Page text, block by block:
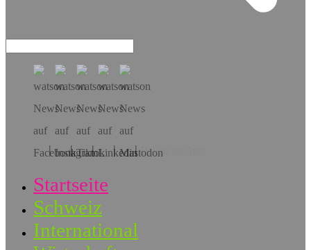
Hol dir die App!
Startseite
Schweiz
International